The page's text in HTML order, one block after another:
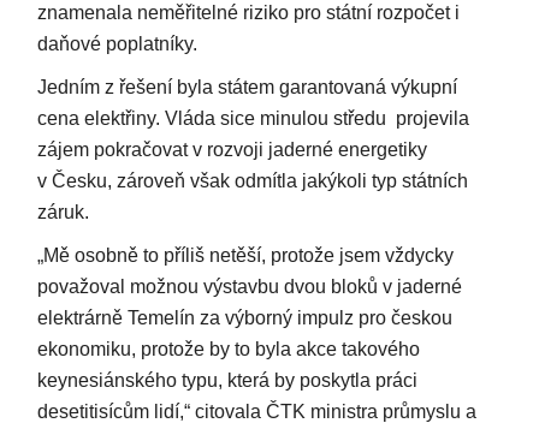
znamenala neměřitelné riziko pro státní rozpočet i
daňové poplatníky.
Jedním z řešení byla státem garantovaná výkupní
cena elektřiny. Vláda sice minulou středu projevila
zájem pokračovat v rozvoji jaderné energetiky
v Česku, zároveň však odmítla jakýkoli typ státních
záruk.
„Mě osobně to příliš netěší, protože jsem vždycky
považoval možnou výstavbu dvou bloků v jaderné
elektrárně Temelín za výborný impulz pro českou
ekonomiku, protože by to byla akce takového
keynesiánského typu, která by poskytla práci
desetitisícům lidí,“ citovala ČTK ministra průmyslu a